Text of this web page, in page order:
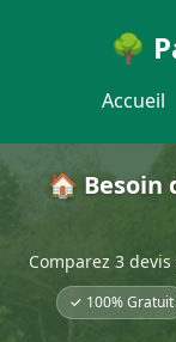
🌳
Accueil
🏠 Besoin
Comparez 3
✓ 100% Gratuit